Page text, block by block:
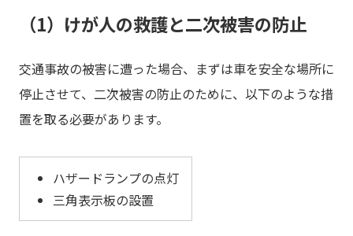
（1）けが人の救護と二次被害の防止
交通事故の被害に遭った場合、まずは車を安全な場所に
停止させて、二次被害の防止のために、以下のような措
置を取る必要があります。
ハザードランプの点灯
三角表示板の設置